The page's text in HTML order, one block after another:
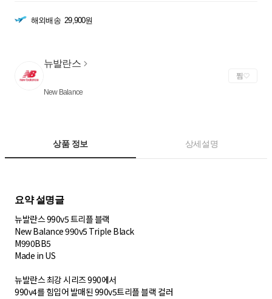
해외배송 29,900원
뉴발란스
New Balance
찜
상품 정보 상세설명
요약 설명글
뉴발란스 990v5 트리플 블랙
New Balance 990v5 Triple Black
M990BB5
Made in US
뉴발란스 최강 시리즈 990에서
990v4를 힘입어 발매된 990v5트리플 블랙 컬러